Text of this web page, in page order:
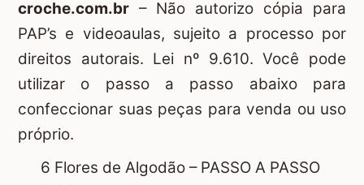
croche.com.br – Não autorizo cópia para
PAP’s e videoaulas, sujeito a processo por
direitos autorais. Lei nº 9.610. Você pode
utilizar o passo a passo abaixo para
confeccionar suas peças para venda ou uso
próprio.
6 Flores de Algodão – PASSO A PASSO